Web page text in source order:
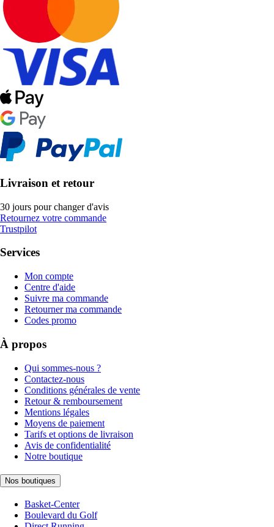
Livraison et retour
30 jours pour changer d'avis
Retournez votre commande
Trustpilot
Services
Mon compte
Centre d'aide
Suivre ma commande
Retourner ma commande
Codes promo
À propos
Qui sommes-nous ?
Contactez-nous
Conditions générales de vente
Retour & remboursement
Mentions légales
Moyens de paiement
Tarifs et options de livraison
Avis de confidentialité
Notre boutique
Nos boutiques
Basket-Center
Boulevard du Golf